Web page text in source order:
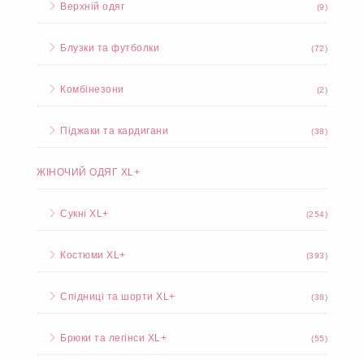
Верхній одяг (9)
Блузки та футболки (72)
Комбінезони (2)
Піджаки та кардигани (38)
ЖІНОЧИЙ ОДЯГ XL+
Сукні XL+ (254)
Костюми XL+ (393)
Спідниці та шорти XL+ (38)
Брюки та легінси XL+ (55)